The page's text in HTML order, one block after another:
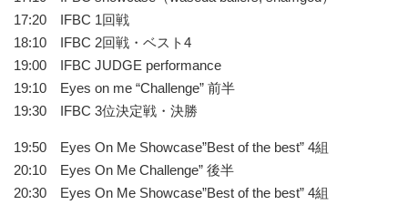
17:20 IFBC 1回戦
18:10 IFBC 2回戦・ベスト4
19:00 IFBC JUDGE performance
19:10 Eyes on me “Challenge” 前半
19:30 IFBC 3位決定戦・決勝
19:50 Eyes On Me Showcase”Best of the best” 4組
20:10 Eyes On Me Challenge” 後半
20:30 Eyes On Me Showcase”Best of the best” 4組